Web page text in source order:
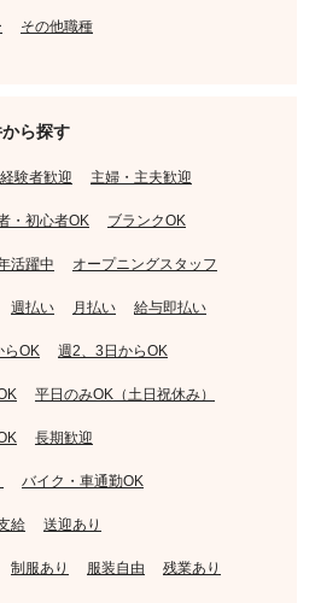
その他職種
ら探す
経験者歓迎 主婦・主夫歓迎
・初心者OK ブランクOK
活躍中 オープニングスタッフ
週払い 月払い 給与即払い
らOK 週2、3日からOK
平日のみOK（土日祝休み）
長期歓迎
バイク・車通勤OK
給 送迎あり
制服あり 服装自由 残業あり